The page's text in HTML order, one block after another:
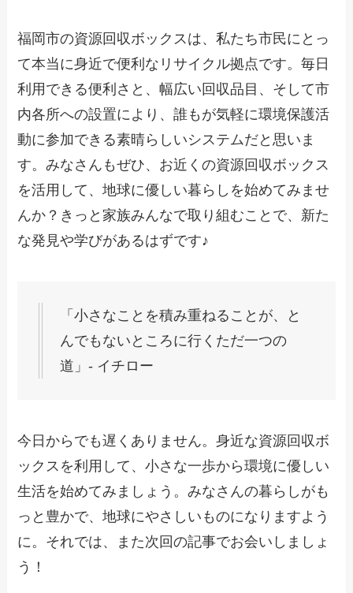
福岡市の資源回収ボックスは、私たち市民にとっ
て本当に身近で便利なリサイクル拠点です。毎日
利用できる便利さと、幅広い回収品目、そして市
内各所への設置により、誰もが気軽に環境保護活
動に参加できる素晴らしいシステムだと思いま
す。みなさんもぜひ、お近くの資源回収ボックス
を活用して、地球に優しい暮らしを始めてみませ
んか？きっと家族みんなで取り組むことで、新た
な発見や学びがあるはずです♪
「小さなことを積み重ねることが、と
んでもないところに行くただ一つの
道」- イチロー
今日からでも遅くありません。身近な資源回収ボ
ックスを利用して、小さな一歩から環境に優しい
生活を始めてみましょう。みなさんの暮らしがも
っと豊かで、地球にやさしいものになりますよう
に。それでは、また次回の記事でお会いしましょ
う！